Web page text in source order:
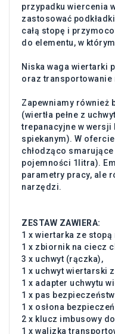
przypadku wiercenia
zastosować
całą stopę i
do elementu, w
Niska waga wiertarki
oraz transportowanie
Zapewniamy również
(wiertła pełne z
trepanacyjne w wersji
spiekanym). W
chłodząco
pojemności 1litra).
parametry pracy, ale
narzędzi.
ZESTAW ZAWIERA:
1 x wiertarka ze
1 x zbiornik na ciecz
3 x uchwyt (rączka),
1 x uchwyt wiertarski
1 x adapter uchwytu
1 x pas
1 x osłona
2 x klucz imbusowy
1 x walizka